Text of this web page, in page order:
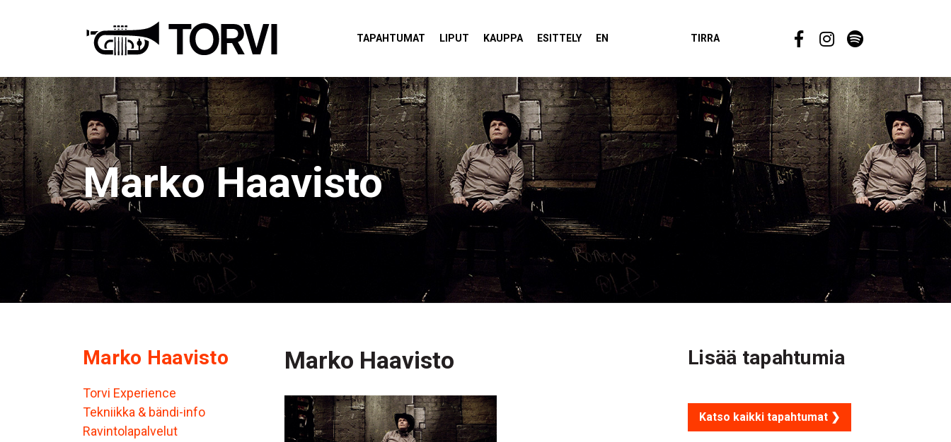
TAPAHTUMAT LIPUT KAUPPA ESITTELY EN TIRRA
Marko Haavisto
Marko Haavisto
Torvi Experience
Tekniikka & bändi-info
Ravintolapalvelut
Marko Haavisto Lisää tapahtumia
Katso kaikki tapahtumat ❯